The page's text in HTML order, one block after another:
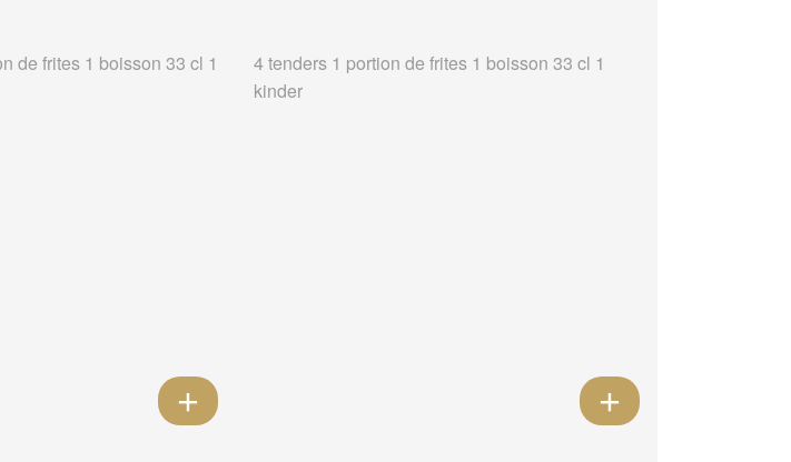
de frites 1 boisson 33 cl 1
4 tenders 1 portion de frites 1 boisson 33 cl 1
kinder